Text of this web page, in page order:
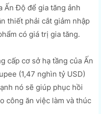
Ấn Độ để gia tăng ảnh
thiết phải cắt giảm nhập
có giá trị gia tăng.
cấp cơ sở hạ tầng của Ấn
(1,47 nghìn tỷ USD)
nó sẽ giúp phục hồi
công ăn việc làm và thúc